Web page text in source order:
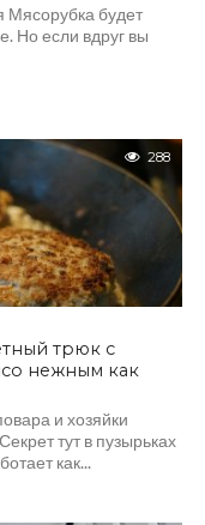
Мясорубка будет
Но если вдруг вы
288
трюк с
нежным как
и хозяйки
тут в пузырьках
как...